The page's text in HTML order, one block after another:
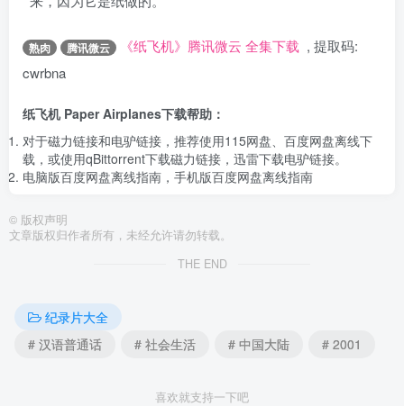
熟肉 腾讯微云 《纸飞机》腾讯微云 全集下载 , 提取码:
cwrbna
纸飞机 Paper Airplanes下载帮助：
对于磁力链接和电驴链接，推荐使用115网盘、百度网盘离线下
载，或使用qBittorrent下载磁力链接，迅雷下载电驴链接。
电脑版百度网盘离线指南 ， 手机版百度网盘离线指南
© 版权声明
文章版权归作者所有，未经允许请勿转载。
THE END
纪录片大全
# 汉语普通话
# 社会生活 # 中国大陆 # 2001
喜欢就支持一下吧